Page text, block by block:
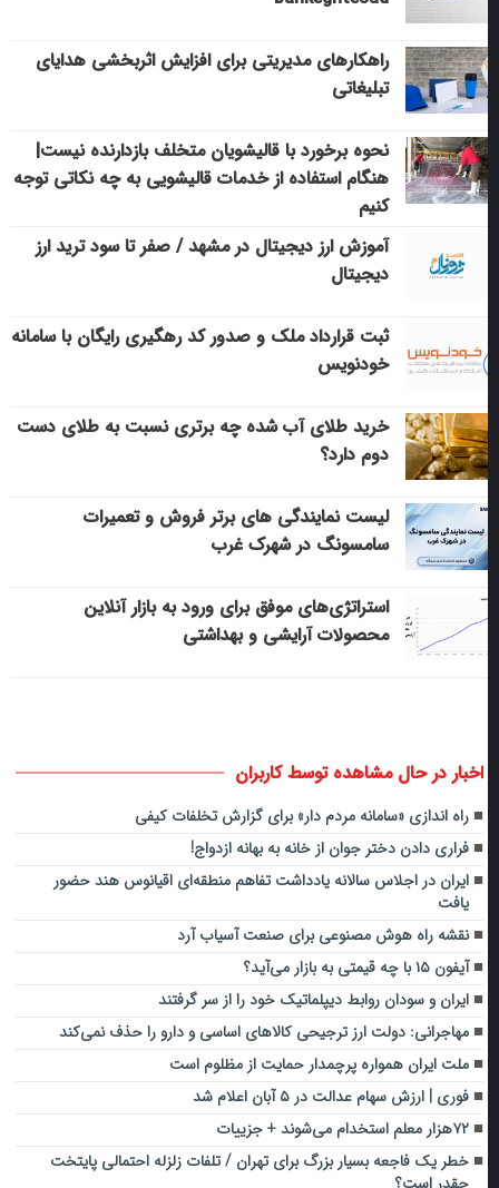
راهکارهای مدیریتی برای افزایش اثربخشی هدایای
تبلیغاتی
نحوه برخورد با قالیشویان متخلف بازدارنده نیست|
هنگام استفاده از خدمات قالیشویی به چه نکاتی توجه
کنیم
آموزش ارز دیجیتال در مشهد / صفر تا سود ترید ارز
دیجیتال
ثبت قرارداد ملک و صدور کد رهگیری رایگان با سامانه
خودنویس
خرید طلای آب شده چه برتری نسبت به طلای دست
دوم دارد؟
لیست نمایندگی های برتر فروش و تعمیرات
سامسونگ در شهرک غرب
استراتژی‌های موفق برای ورود به بازار آنلاین
محصولات آرایشی و بهداشتی
اخبار در حال مشاهده توسط کاربران
راه اندازی «سامانه مردم دار‎» برای گزارش تخلفات کیفی
فراری دادن دختر جوان از خانه به بهانه ازدواج!
ایران در اجلاس سالانه یادداشت تفاهم منطقه‌ای اقیانوس هند حضور
یافت
نقشه راه هوش مصنوعی برای صنعت آسیاب آرد
آیفون ۱۵ با چه قیمتی به بازار می‌آید؟
ایران و سودان روابط دیپلماتیک خود را از سر گرفتند
مهاجرانی: دولت ارز ترجیحی کالاهای اساسی و دارو را حذف نمی‌کند
ملت ایران همواره پرچمدار حمایت از مظلوم است
فوری | ارزش سهام عدالت در ۵ آبان اعلام شد
۷۲هزار معلم استخدام می‌شوند + جزییات
خطر یک فاجعه بسیار بزرگ برای تهران / تلفات زلزله احتمالی پایتخت
چقدر است؟